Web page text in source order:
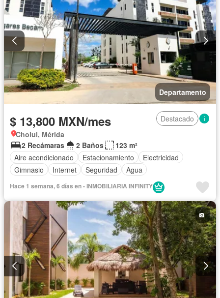
Departamento
$ 13,800 MXN/mes
Destacado
Cholul, Mérida
2 Recámaras
2 Baños
123 m²
Aire acondicionado
Estacionamiento
Electricidad
Gimnasio
Internet Seguridad Agua
Hace 1 semana, 6 días en - INMOBILIARIA INFINITY